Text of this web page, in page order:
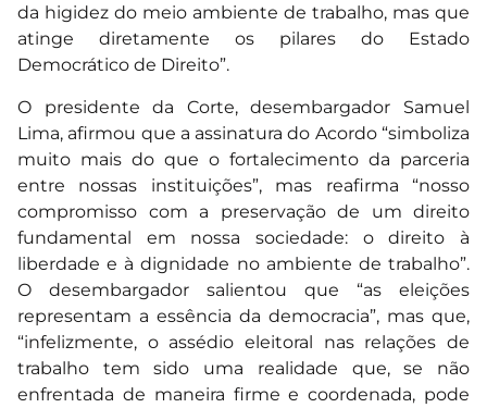
da higidez do meio ambiente de trabalho, mas que
atinge diretamente os pilares do Estado
Democrático de Direito”.
O presidente da Corte, desembargador Samuel
Lima, afirmou que a assinatura do Acordo “simboliza
muito mais do que o fortalecimento da parceria
entre nossas instituições”, mas reafirma “nosso
compromisso com a preservação de um direito
fundamental em nossa sociedade: o direito à
liberdade e à dignidade no ambiente de trabalho”.
O desembargador salientou que “as eleições
representam a essência da democracia”, mas que,
“infelizmente, o assédio eleitoral nas relações de
trabalho tem sido uma realidade que, se não
enfrentada de maneira firme e coordenada, pode